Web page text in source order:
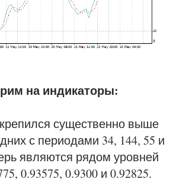
на индикаторы:
существенно выше
с периодами 34, 144, 55 и
являются рядом уровней
0.93575, 0.9300 и 0.92825.